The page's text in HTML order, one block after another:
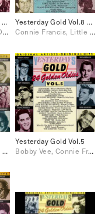
Yesterday Gold Vol.9 – 24 Golden Oldies
Ben E. King, Bobby Darin, Connie Francis, Dion & The Belmonts, Jerry Lee Lewis, Neil Sedaka, Sam Cooke, The Everly Brothers, The Platters, The Shirelles, The Skyliners
Yesterday Gold Vol.8 – 24 Golden Oldies
Connie Francis, Little Richard, Ricky Nelson
Bobby Darin, Brenda Lee, Connie Francis, Dion & The Belmonts, Frankie Avalon, Jerry Lee Lewis, Johnnie Ray, Little Richard, Paul Anka, Ricky Nelson, Roy Orbison, Sam Cooke, The Drifters, The Everly Brothers, The Platters
Yesterday Gold Vol.5
Bobby Vee, Connie Francis, Dion, Dion & The Belmonts, Elvis Presley, Jerry Lee Lewis, Johnny Cash, Johnny Tillotson, Neil Sedaka, Ray Charles, Sam Cooke, The Drifters, The Everly Brothers, The Platters